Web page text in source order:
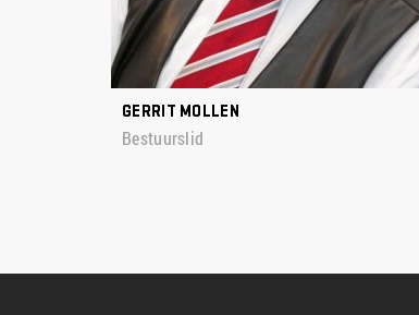
GERRIT MOLLEN
Bestuurslid